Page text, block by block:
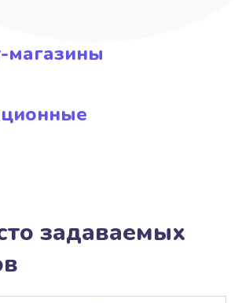
магазины
задаваемых